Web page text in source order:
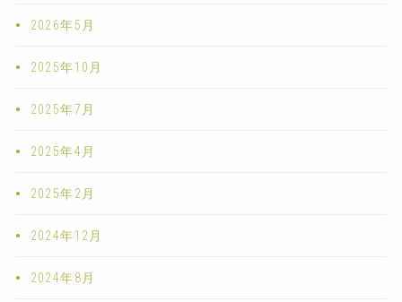
2026年5月
2025年10月
2025年7月
2025年4月
2025年2月
2024年12月
2024年8月